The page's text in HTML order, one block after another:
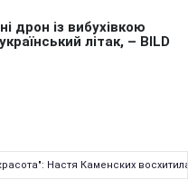
Настя Каменских